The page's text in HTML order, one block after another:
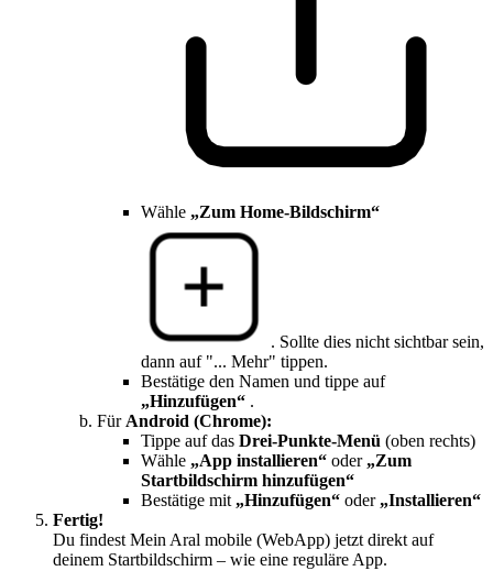
Wähle „Zum Home-Bildschirm“
. Sollte dies nicht sichtbar sein,
dann auf "... Mehr" tippen.
Bestätige den Namen und tippe auf
„Hinzufügen“ .
Für Android (Chrome):
Tippe auf das Drei-Punkte-Menü (oben rechts)
Wähle „App installieren“ oder „Zum
Startbildschirm hinzufügen“
Bestätige mit „Hinzufügen“ oder „Installieren“
Fertig!
Du findest Mein Aral mobile (WebApp) jetzt direkt auf
deinem Startbildschirm – wie eine reguläre App.